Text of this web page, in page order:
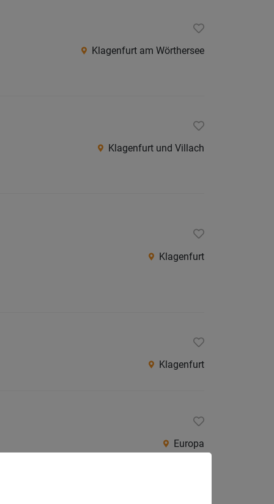
Klagenfurt am Wörthersee
Klagenfurt und Villach
Klagenfurt
Klagenfurt
Europa
Als Jobfinder